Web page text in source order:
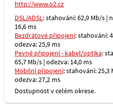
http://www.o2.cz
DSL/ADSL: stahování: 62,9 Mb/s |
16,6 ms
Bezdrátové připojení: stahování:
odezva: 25,9 ms
Pevné připojení - kabel/optika:
65,7 Mb/s | odezva: 14,0 ms
Mobilní připojení: stahování: 25,3
odezva: 27,2 ms
Dostupnost v celém okrese.